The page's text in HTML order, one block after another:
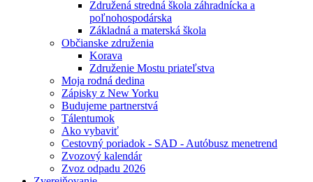
Združená stredná škola záhradnícka a
poľnohospodárska
Základná a materská škola
Občianske združenia
Korava
Združenie Mostu priateľstva
Moja rodná dedina
Zápisky z New Yorku
Budujeme partnerstvá
Tálentumok
Ako vybaviť
Cestovný poriadok - SAD - Autóbusz menetrend
Zvozový kalendár
Zvoz odpadu 2026